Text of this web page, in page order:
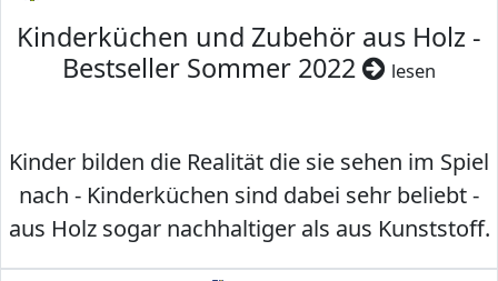
Kinderküchen und Zubehör aus Holz -
Bestseller Sommer 2022
lesen
Kinder bilden die Realität die sie sehen im Spiel
nach - Kinderküchen sind dabei sehr beliebt -
aus Holz sogar nachhaltiger als aus Kunststoff.